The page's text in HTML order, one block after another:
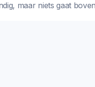
maar niets gaat